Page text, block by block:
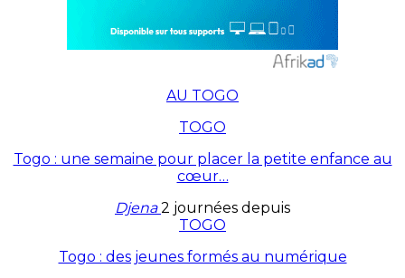
AU TOGO
TOGO
Togo : une semaine pour placer la petite enfance au
cœur…
Djena2 journées depuis
TOGO
Togo : des jeunes formés au numérique